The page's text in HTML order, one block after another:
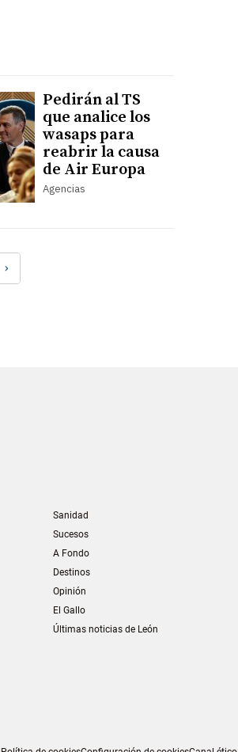
Pedirán al TS
que analice los
wasaps para
reabrir la causa
de Air Europa
Agencias
›
Sanidad
Sucesos
A Fondo
Destinos
Opinión
El Gallo
Últimas noticias de León